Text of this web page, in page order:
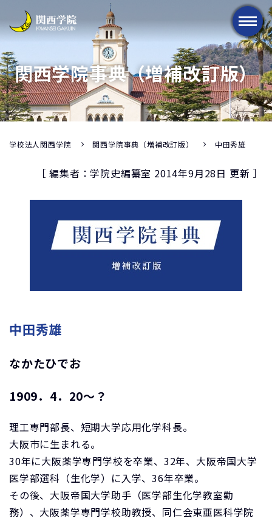
メニュー
関西学院事典（増補改訂版）
学校法人関西学院 関西学院事典（増補改訂版） 中田秀雄
［ 編集者：学院史編纂室 2014年9月28日 更新 ］
中田秀雄
なかたひでお
1909．4．20～？
理工専門部長、短期大学応用化学科長。
大阪市に生まれる。
30年に大阪薬学専門学校を卒業、32年、大阪帝国大学
医学部選科（生化学）に入学、36年卒業。
その後、大阪帝国大学助手（医学部生化学教室勤
務）、大阪薬学専門学校助教授、同仁会東亜医科学院